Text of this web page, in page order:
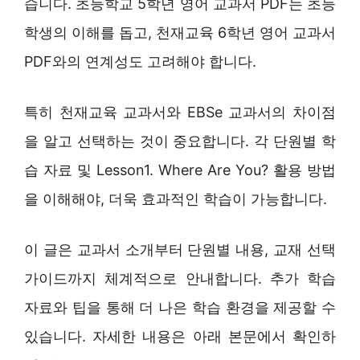
습니다. 초등학교 5학년 영어 교과서 PDF는 초등
학생의 이해를 돕고, 천재교육 6학년 영어 교과서
PDF와의 연계성도 고려해야 합니다.
특히 천재교육 교과서와 EBSe 교과서의 차이점
을 알고 선택하는 것이 중요합니다. 각 단원별 학
습 자료 및 Lesson1. Where Are You? 활용 방법
을 이해해야, 더욱 효과적인 학습이 가능합니다.
이 글은 교과서 소개부터 단원별 내용, 교재 선택
가이드까지 체계적으로 안내합니다. 추가 학습
자료와 팁을 통해 더 나은 학습 환경을 제공할 수
있습니다. 자세한 내용은 아래 본문에서 확인하